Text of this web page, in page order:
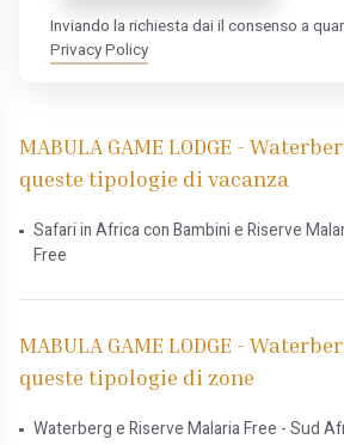
Inviando la richiesta dai il consenso a
Privacy Policy
MABULA GAME LODGE -
queste tipologie di vacanza
Safari in Africa con Bambini e Riserve
Free
MABULA GAME LODGE -
queste tipologie di zone
Waterberg e Riserve Malaria Free - Sud